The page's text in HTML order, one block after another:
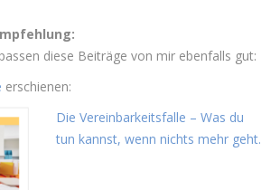
diese Beiträge von mir ebenfalls gut:
erschienen:
Die Vereinbarkeitsfalle – Was du
tun kannst, wenn nichts mehr geht.